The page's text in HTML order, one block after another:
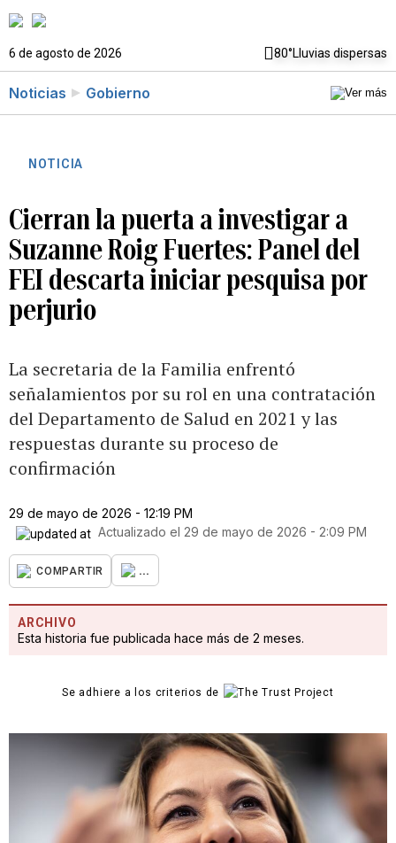
6 de agosto de 2026 80°Lluvias dispersas
Noticias Gobierno
NOTICIA
Cierran la puerta a investigar a
Suzanne Roig Fuertes: Panel del
FEI descarta iniciar pesquisa por
perjurio
La secretaria de la Familia enfrentó
señalamientos por su rol en una contratación
del Departamento de Salud en 2021 y las
respuestas durante su proceso de
confirmación
29 de mayo de 2026 - 12:19 PM
Actualizado el 29 de mayo de 2026 - 2:09 PM
COMPARTIR ...
ARCHIVO
Esta historia fue publicada hace más de 2 meses.
Se adhiere a los criterios de